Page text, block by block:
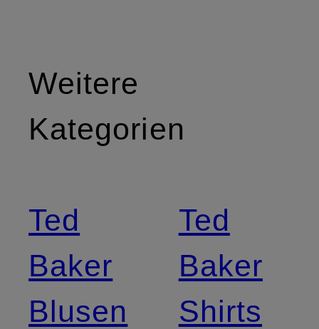
Weitere
Kategorien
Ted
Baker
Blusen
Ted
Baker
Shirts